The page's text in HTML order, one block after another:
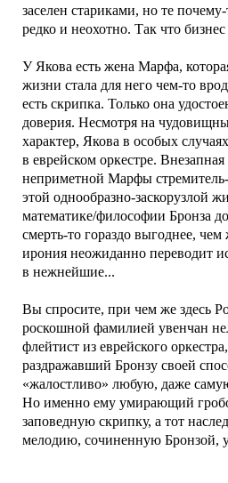
заселен стариками, но те
редко и неохотно. Так что
У Якова есть жена Марфа,
жизни стала для него чем-то
есть скрипка. Только она
доверия. Несмотря на
характер, Якова в особых
в еврейском оркестре.
неприметной Марфы стремитель-
этой однообразно-заскорузлой
математике/философии Бронза
смерть-то гораздо выгоднее, чем
ирония неожиданно переводит
в нежнейшие...
Вы спросите, при чем же здесь
роскошной фамилией увенчан
флейтист из еврейского
раздражавший Бронзу своей
«жалостливо» любую, даже
Но именно ему умирающий
заповедную скрипку, а тот
мелодию, сочиненную Бронзой,